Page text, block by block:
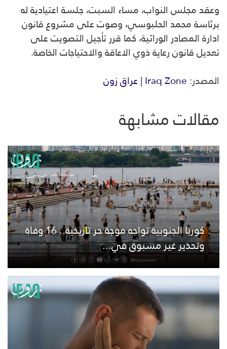
وعقد مجلس النواب، مساء السبت، جلسة اعتيادية له
برئاسة محمد الحلبوسي، وصوت على مشروع قانون
ادارة المصادر الوراثية، كما قرر تأجيل التصويت على
تعديل قانون رعاية ذوي الاعاقة والاحتياجات الخاصة.
المصدر:Iraq Zone | عراق زون
مقالات مشابهة
كوريا الجنوبية تواجه موجة حر تاريخية.. 16 وفاة
وتحذير غير مسبوق في...